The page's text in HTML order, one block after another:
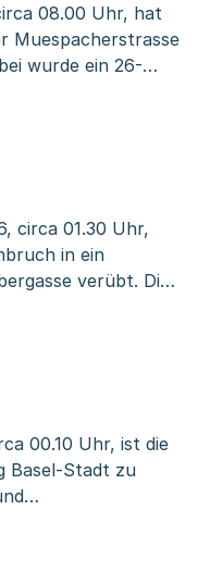
08.00 Uhr, hat
Muespacherstrasse
wurde ein 26-
verletzt. Im
circa 01.30 Uhr,
in ein
verübt. Die
den
00.10 Uhr, ist die
Basel-Stadt zu